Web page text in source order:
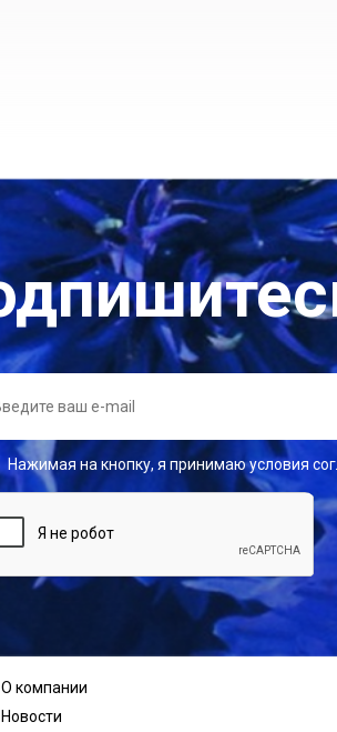
Нажимая на кнопку, я принимаю условия
О компании
Новости